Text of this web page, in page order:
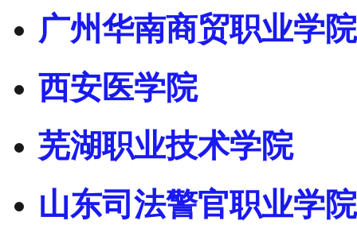
广州华南商贸职业学院
西安医学院
芜湖职业技术学院
山东司法警官职业学院